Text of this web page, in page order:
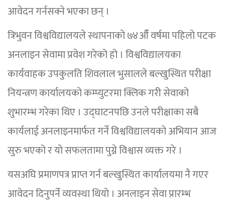
आवेदन गर्नसक्ने भएका छन् ।
त्रिभुवन विश्वविद्यालयले स्थापनाको ७४औँ वर्षमा पहिलो पटक
अनलाइन सेवामा प्रवेश गरेको हो । विश्वविद्यालयका
कार्यवाहक उपकुलति शिवलाल भुसालले बल्खुस्थित परीक्षा
नियन्त्रण कार्यालयको कम्प्युटरमा क्लिक गरी सेवाको
शुभारम्भ गरेका थिए । उद्घाटनपछि उनले परीक्षाका सबै
कार्यलाई अनलाइनमार्फत गर्ने विश्वविद्यालयको अभियान आज
सुरु भएको र यो सफलतामा पुग्ने विश्वास व्यक्त गरे ।
यसअघि प्रमाणपत्र प्राप्त गर्न बल्खुस्थित कार्यालयमा नै गएर
आवेदन दिनुपर्ने व्यवस्था थियो । अनलाइन सेवा प्रारम्भ